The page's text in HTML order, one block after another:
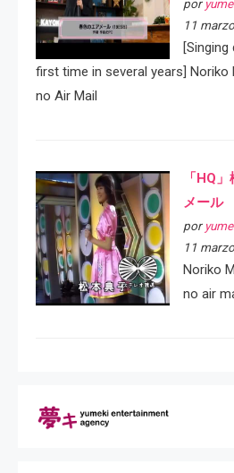
por
11
first time in several years]
no Air Mail
「HQ
メー
por
11
Noriko
no air